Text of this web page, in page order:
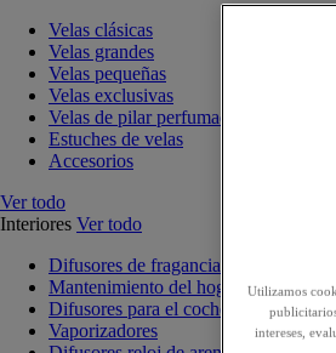
Velas clásicas
Velas grandes
Velas pequeñas
Velas exclusivas
Velas de pilar perfumadas
Estuches de velas
Accesorios
Ver todo
Interiores Ver todo
Difusores de fragancia para interiores
Mantenimiento del hogar
Difusores para el coche
Vaporizadores
Utilizamos
intereses,